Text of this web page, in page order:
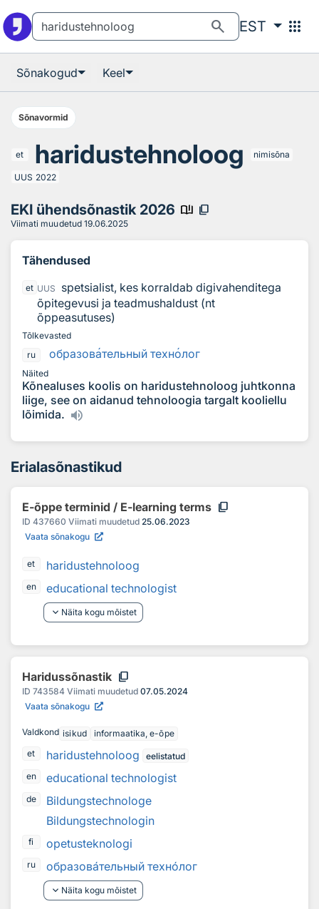
search EST apps
Sõnakogud Keel
Sõnavormid
et haridustehnoloog nimisõna
UUS 2022
EKI ühendsõnastik 2026 book_ribbon content_copy
Viimati muudetud 19.06.2025
Tähendused
et UUS
spetsialist, kes korraldab digivahenditega
õpitegevusi ja teadmushaldust (nt
õppeasutuses)
Tõlkevasted
ru
образовательный технолог
Näited
Kõnealuses koolis on haridustehnoloog juhtkonna
liige, see on aidanud tehnoloogia targalt kooliellu
lõimida.
Erialasõnastikud
E-õppe terminid / E-learning terms content_copy
ID 437660 Viimati muudetud 25.06.2023
Vaata sõnakogu
et haridustehnoloog
en
educational technologist
keyboard_arrow_down Näita kogu mõistet
Haridussõnastik content_copy
ID 743584 Viimati muudetud 07.05.2024
Vaata sõnakogu
Valdkond isikud
informaatika, e-õpe
et
haridustehnoloog
eelistatud
en
educational technologist
de
Bildungstechnologe
Bildungstechnologin
fi opetusteknologi
ru образовательный технолог
keyboard_arrow_down Näita kogu mõistet